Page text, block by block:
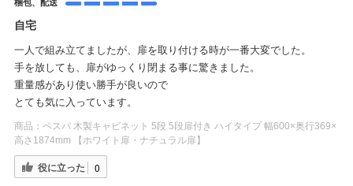
梱包、配送
自宅
一人で組み立てましたが、扉を取り付ける時が一番大変でした。
手を放しても、扉がゆっくり閉まる事に驚きました。
重量感があり使い勝手が良いので
とても気に入っています。
商品： ペスパ 木製キャビネット 5段 5段扉付き ハイタイプ 幅600×奥行369×
高さ1874mm 【ホワイト扉・ナチュラル扉】
役に立った 0